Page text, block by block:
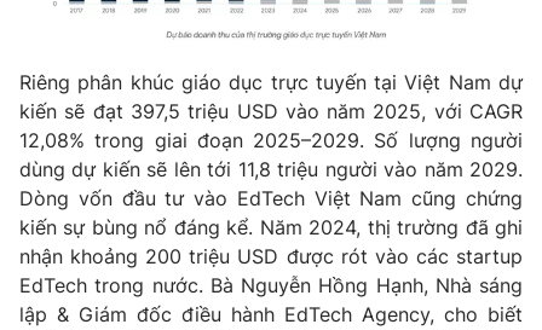
Liên hệ tòa soạn English
THỜI BÁO VTV
Theo dõi báo trên
Cơ quan chủ quản: Đài Truyền hình Việt Nam
Riêng phân khúc giáo dục trực tuyến tại Việt Nam dự
kiến sẽ đạt 397,5 triệu USD vào năm 2025, với CAGR
12,08% trong giai đoạn 2025–2029. Số lượng người
dùng dự kiến sẽ lên tới 11,8 triệu người vào năm 2029.
Dòng vốn đầu tư vào EdTech Việt Nam cũng chứng
kiến sự bùng nổ đáng kể. Năm 2024, thị trường đã ghi
nhận khoảng 200 triệu USD được rót vào các startup
EdTech trong nước. Bà Nguyễn Hồng Hạnh, Nhà sáng
lập & Giám đốc điều hành EdTech Agency, cho biết